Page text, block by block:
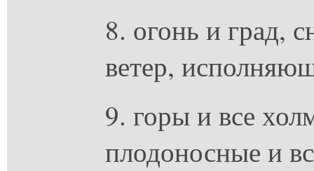
8. огонь и град,
ветер,
9. горы и все
плодоносные и